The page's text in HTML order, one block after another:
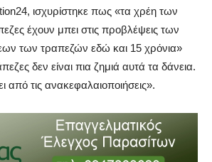
ισχυρίστηκε πως «τα χρέη των
έχουν μπει στις προβλέψεις των
των τραπεζών εδώ και 15 χρόνια»
δεν είναι πια ζημιά αυτά τα δάνεια.
από τις ανακεφαλαιοποιήσεις».